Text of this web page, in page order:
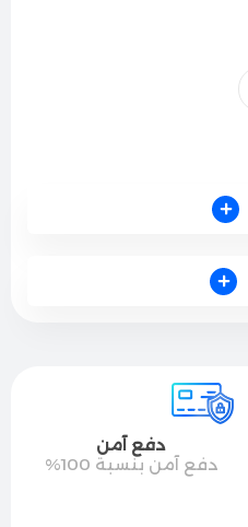
دفع آمن
دفع آمن بنسبة 100%